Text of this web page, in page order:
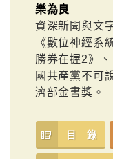
樂為良
資深新聞與文
《數位神經系
勝券在握2》
國共產黨不可
濟部金書獎。
目 錄